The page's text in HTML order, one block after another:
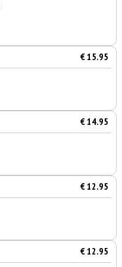
€ 15.95
€ 14.95
€ 12.95
€ 12.95